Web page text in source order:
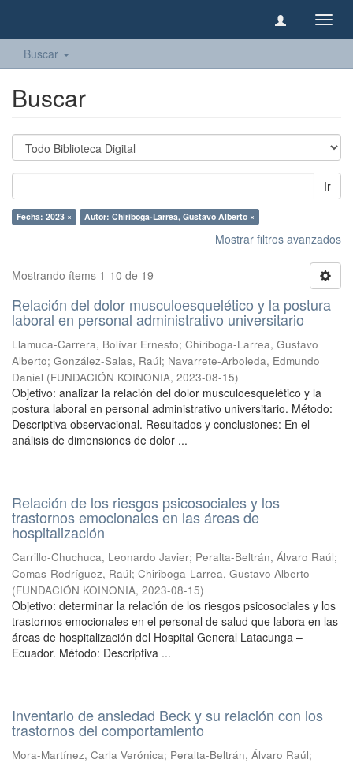
Buscar
Buscar
Ir
Fecha: 2023 × Autor: Chiriboga-Larrea, Gustavo Alberto ×
Mostrar filtros avanzados
Mostrando ítems 1-10 de 19
Relación del dolor musculoesquelético y la postura
laboral en personal administrativo universitario
Llamuca-Carrera, Bolívar Ernesto; Chiriboga-Larrea, Gustavo
Alberto; González-Salas, Raúl; Navarrete-Arboleda, Edmundo
Daniel (FUNDACIÓN KOINONIA, 2023-08-15)
Objetivo: analizar la relación del dolor musculoesquelético y la
postura laboral en personal administrativo universitario. Método:
Descriptiva observacional. Resultados y conclusiones: En el
análisis de dimensiones de dolor ...
Relación de los riesgos psicosociales y los
trastornos emocionales en las áreas de
hospitalización
Carrillo-Chuchuca, Leonardo Javier; Peralta-Beltrán, Álvaro Raúl;
Comas-Rodríguez, Raúl; Chiriboga-Larrea, Gustavo Alberto
(FUNDACIÓN KOINONIA, 2023-08-15)
Objetivo: determinar la relación de los riesgos psicosociales y los
trastornos emocionales en el personal de salud que labora en las
áreas de hospitalización del Hospital General Latacunga –
Ecuador. Método: Descriptiva ...
Inventario de ansiedad Beck y su relación con los
trastornos del comportamiento
Mora-Martínez, Carla Verónica; Peralta-Beltrán, Álvaro Raúl;